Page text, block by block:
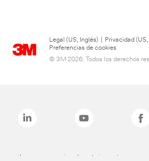
Legal (US, Inglés) Privacidad
Preferencias de cookies
© 3M 2026. Todos los derechos
Las marcas mencionadas anteriormente son